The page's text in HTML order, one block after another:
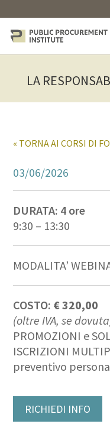
LA
« TORNA AI CORSI DI
03/06/2026
DURATA: 4 ore
9:30 – 13:30
MODALITA’
COSTO: € 320,00
(oltre IVA, se
PROMOZIONI e
ISCRIZIONI
preventivo
RICHIEDI INFO